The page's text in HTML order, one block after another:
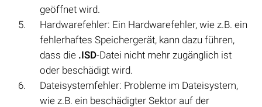
geöffnet wird.
Hardwarefehler: Ein Hardwarefehler, wie z.B. ein
fehlerhaftes Speichergerät, kann dazu führen,
dass die .ISD-Datei nicht mehr zugänglich ist
oder beschädigt wird.
Dateisystemfehler: Probleme im Dateisystem,
wie z.B. ein beschädigter Sektor auf der